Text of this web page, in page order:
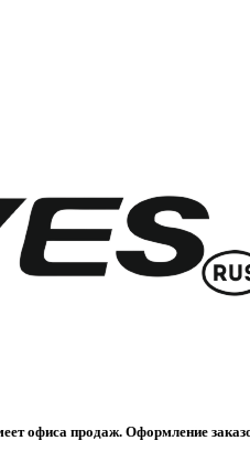
офиса продаж. Оформление